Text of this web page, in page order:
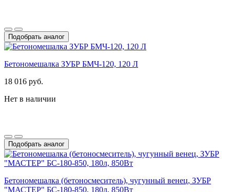
Подобрать аналог
Бетономешалка ЗУБР БМЧ-120, 120 Л
18 016 руб.
Нет в наличии
Подобрать аналог
Бетономешалка (бетоносмеситель), чугунный венец, ЗУБР
"МАСТЕР" БС-180-850, 180л, 850Вт